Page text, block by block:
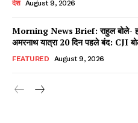
Read Latest
देश August 9, 2026
Morning News Brief: राहुल बोले-
अमरनाथ यात्रा 20 दिन पहले बंद: CJI
FEATURED August 9, 2026